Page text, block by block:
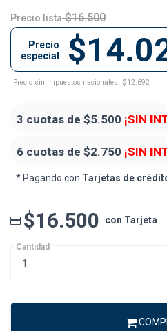
Precio lista $16.500
Precio
especial
Precio sin impuestos nacionales: $12.692
3 cuotas de $5.500 ¡SIN
6 cuotas de $2.750 ¡SIN
* Pagando con Tarjetas de
$16.500 con Tarjeta
Cantidad